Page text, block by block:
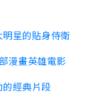
星的貼身侍衛
漫畫英雄電影
經典片段